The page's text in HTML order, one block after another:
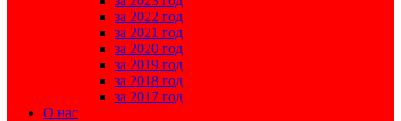
за 2022 год
за 2021 год
за 2020 год
за 2019 год
за 2018 год
за 2017 год
О нас